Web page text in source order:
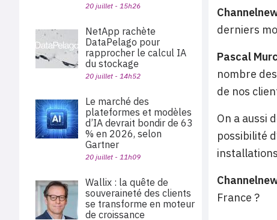
derniers
Pascal
nombre
de nos
On a aussi
possibilité
France ?
20 juillet - 15h26
NetApp rachète
DataPelago pour
rapprocher le calcul IA
du stockage
20 juillet - 14h52
Le marché des
plateformes et modèles
d’IA devrait bondir de 63
% en 2026, selon
Gartner
20 juillet - 11h09
Wallix : la quête de
souveraineté des clients
se transforme en moteur
de croissance